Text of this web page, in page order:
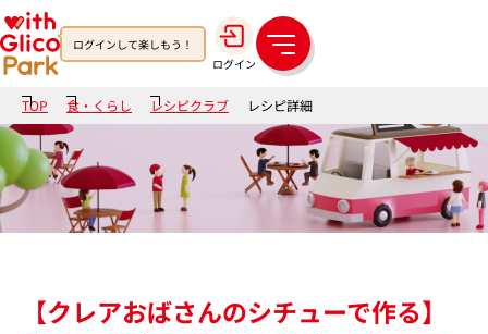
ログインして楽しもう！
ログイン
メ
ニ
ュ
ー
TOP 食・くらし レシピクラブ レシピ詳細
【クレアおばさんのシチューで作る】